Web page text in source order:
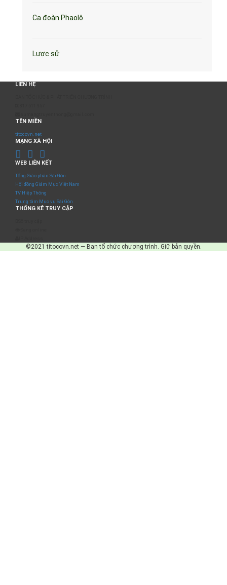
Ca đoàn Phaolô
Lược sử
LIÊN HỆ
TÊN MIỀN
titocovn.net
MẠNG XÃ HỘI
WEB LIÊN KẾT
Tổng Giáo phận Sài Gòn
Hội đồng Giám Mục Việt Nam
TV Hiệp Thông
Trung tâm Mục vụ Sài Gòn
THỐNG KÊ TRUY CẬP
©2021 titocovn.net — Ban tổ chức chương trình. Giữ bản quyền.